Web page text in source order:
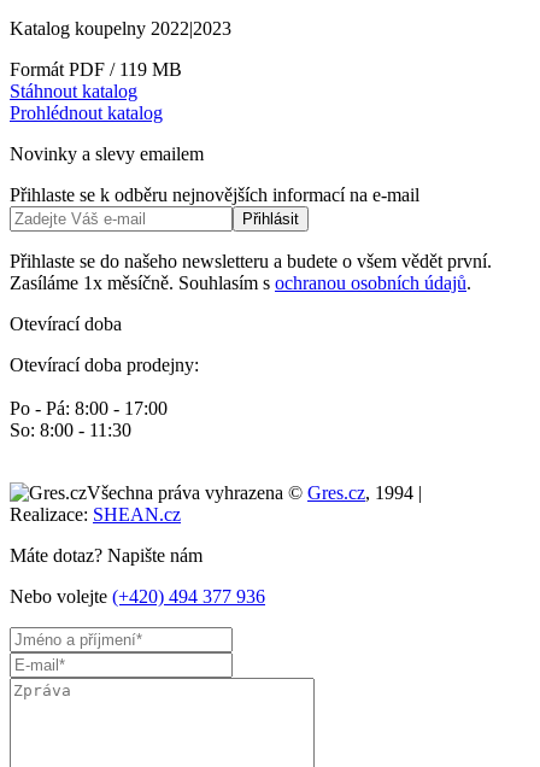
Katalog koupelny 2022|2023
Formát PDF / 119 MB
Stáhnout katalog
Prohlédnout katalog
Novinky a slevy emailem
Přihlaste se k odběru nejnovějších informací na e-mail
Přihlásit
Přihlaste se do našeho newsletteru a budete o všem vědět první.
Zasíláme 1x měsíčně. Souhlasím s ochranou osobních údajů.
Otevírací doba
Otevírací doba prodejny:
Po - Pá: 8:00 - 17:00
So: 8:00 - 11:30
Všechna práva vyhrazena © Gres.cz, 1994 |
Realizace: SHEAN.cz
Máte dotaz? Napište nám
Nebo volejte (+420) 494 377 936